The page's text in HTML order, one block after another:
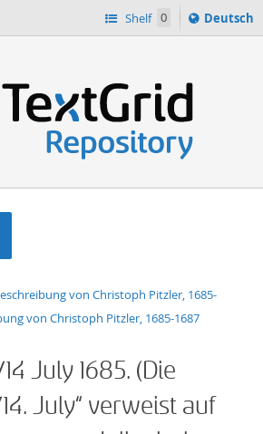
Shelf 0
Sprache
ï¿½ndern
Deutsch
von Christoph Pitzler, 1685-
von Christoph Pitzler, 1685-1687
July 1685. (Die
July“ verweist auf